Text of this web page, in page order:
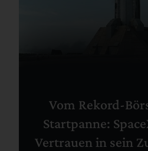
Vom Rekord-
Startpanne:
Vertrauen in sein